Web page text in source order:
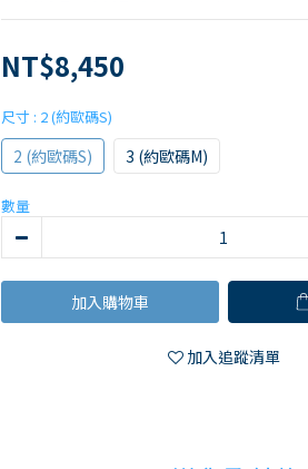
NT$8,450
尺寸 : 2 (約歐碼S)
2 (約歐碼S) 3 (約歐碼M)
數量
加入購物車
加入追蹤清單